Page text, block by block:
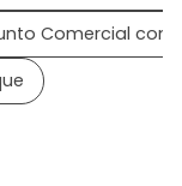
Comercial